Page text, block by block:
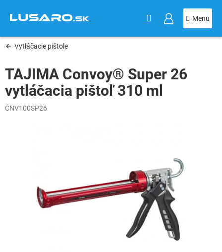
obsah
Vytláčacie pištole
TAJIMA Convoy® Super 26
vytláčacia pištoľ 310 ml
CNV100SP26